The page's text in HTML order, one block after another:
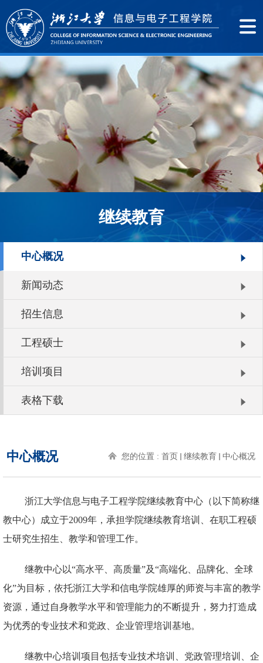
继续教育
中心概况
新闻动态
招生信息
工程硕士
培训项目
表格下载
中心概况 您的位置 : 首页 继续教育 中心概况
浙江大学信息与电子工程学院继续教育中心（以下简称继
教中心）成立于2009年，承担学院继续教育培训、在职工程硕
士研究生招生、教学和管理工作。
继教中心以“高水平、高质量”及“高端化、品牌化、全球
化”为目标，依托浙江大学和信电学院雄厚的师资与丰富的教学
资源，通过自身教学水平和管理能力的不断提升，努力打造成
为优秀的专业技术和党政、企业管理培训基地。
继教中心培训项目包括专业技术培训、党政管理培训、企